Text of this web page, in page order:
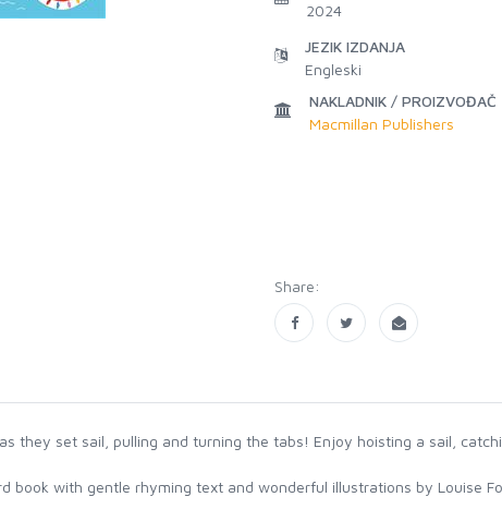
2024
JEZIK IZDANJA
Engleski
NAKLADNIK / PROIZVOĐAČ
Macmillan Publishers
Share:
they set sail, pulling and turning the tabs! Enjoy hoisting a sail,
with gentle rhyming text and wonderful illustrations by Louise